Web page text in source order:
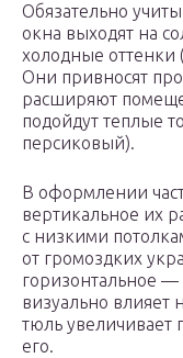
Обязательно
окна выходят на
холодные оттенки
Они привносят
расширяют
подойдут теплые
персиковый).
В оформлении
вертикальное их
с низкими
от громоздких
горизонтальное —
визуально влияет
тюль увеличивает
его.